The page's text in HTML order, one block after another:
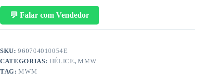
💬 Falar com Vendedor
SKU:960704010054E
CATEGORIAS: HÉLICE,MMW
TAG:MWM